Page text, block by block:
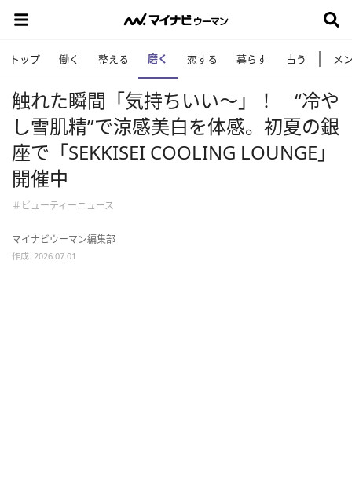
トップ 働く 整える 磨く 恋する 暮らす 占う メ
触れた瞬間「気持ちいい～」！ “冷や
し雪肌精”で涼感美白を体感。初夏の銀
座で「SEKKISEI COOLING LOUNGE」
開催中
＃ビューティーニュース
マイナビウーマン編集部
作成: 2026.07.01